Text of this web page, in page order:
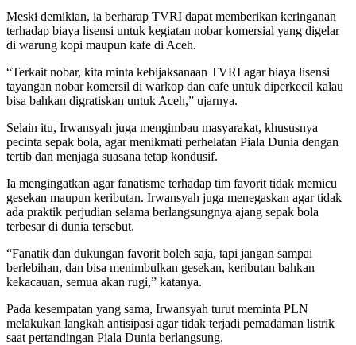
Meski demikian, ia berharap TVRI dapat memberikan keringanan
terhadap biaya lisensi untuk kegiatan nobar komersial yang digelar
di warung kopi maupun kafe di Aceh.
“Terkait nobar, kita minta kebijaksanaan TVRI agar biaya lisensi
tayangan nobar komersil di warkop dan cafe untuk diperkecil kalau
bisa bahkan digratiskan untuk Aceh,” ujarnya.
Selain itu, Irwansyah juga mengimbau masyarakat, khususnya
pecinta sepak bola, agar menikmati perhelatan Piala Dunia dengan
tertib dan menjaga suasana tetap kondusif.
Ia mengingatkan agar fanatisme terhadap tim favorit tidak memicu
gesekan maupun keributan. Irwansyah juga menegaskan agar tidak
ada praktik perjudian selama berlangsungnya ajang sepak bola
terbesar di dunia tersebut.
“Fanatik dan dukungan favorit boleh saja, tapi jangan sampai
berlebihan, dan bisa menimbulkan gesekan, keributan bahkan
kekacauan, semua akan rugi,” katanya.
Pada kesempatan yang sama, Irwansyah turut meminta PLN
melakukan langkah antisipasi agar tidak terjadi pemadaman listrik
saat pertandingan Piala Dunia berlangsung.